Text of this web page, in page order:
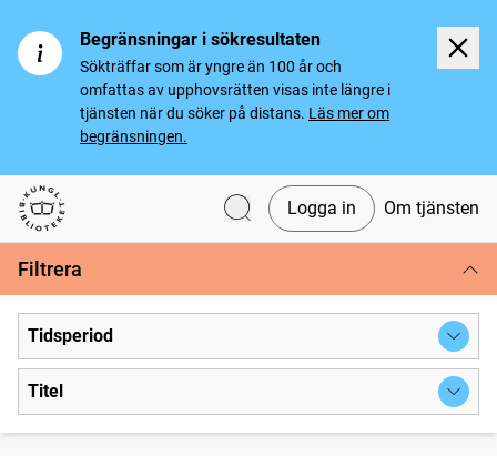
Begränsningar i sökresultaten
Sökträffar som är yngre än 100 år och
omfattas av upphovsrätten visas inte längre i
tjänsten när du söker på distans. Läs mer om
begränsningen.
Svenska tidningar
Logga in Om tjänsten
Filtrera
Tidsperiod
Titel